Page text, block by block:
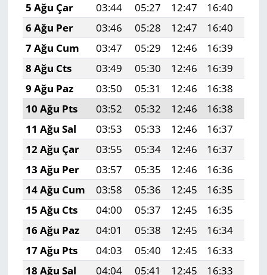
5 Ağu Çar
03:44 05:27 12:47 16:40
6 Ağu Per
03:46 05:28 12:47 16:40
7 Ağu Cum
03:47 05:29 12:46 16:39
8 Ağu Cts
03:49 05:30 12:46 16:39
9 Ağu Paz
03:50 05:31 12:46 16:38
10 Ağu Pts
03:52 05:32 12:46 16:38
11 Ağu Sal
03:53 05:33 12:46 16:37
12 Ağu Çar
03:55 05:34 12:46 16:37
13 Ağu Per
03:57 05:35 12:46 16:36
14 Ağu Cum
03:58 05:36 12:45 16:35
15 Ağu Cts
04:00 05:37 12:45 16:35
16 Ağu Paz
04:01 05:38 12:45 16:34
17 Ağu Pts
04:03 05:40 12:45 16:33
18 Ağu Sal
04:04 05:41 12:45 16:33